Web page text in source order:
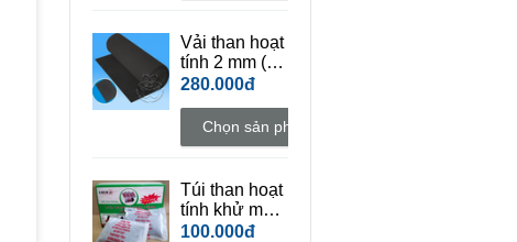
Vải than hoạt
tính 2 mm (
đặc điểm dai
280.000đ
Chọn sản phẩm
Túi than hoạt
tính khử mùi
COCO AC
100.000đ